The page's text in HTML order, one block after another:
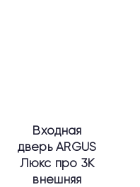
Входная
дверь ARGUS
Люкс про 3К
внешняя
на
странице
товара.